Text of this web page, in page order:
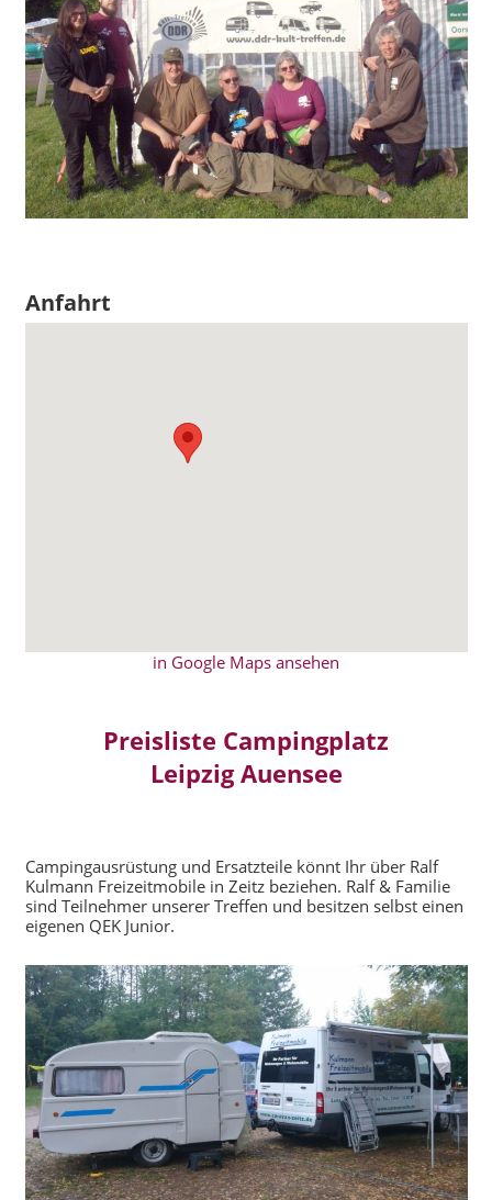
Anfahrt
in Google Maps ansehen
Preisliste Campingplatz
Leipzig Auensee
Campingausrüstung und Ersatzteile könnt Ihr über Ralf
Kulmann Freizeitmobile in Zeitz beziehen. Ralf & Familie
sind Teilnehmer unserer Treffen und besitzen selbst einen
eigenen QEK Junior.